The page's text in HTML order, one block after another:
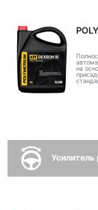
на
Усилитель